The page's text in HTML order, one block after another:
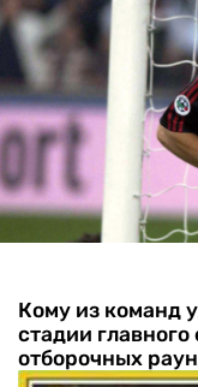
Кому из команд
стадии главного
отборочных